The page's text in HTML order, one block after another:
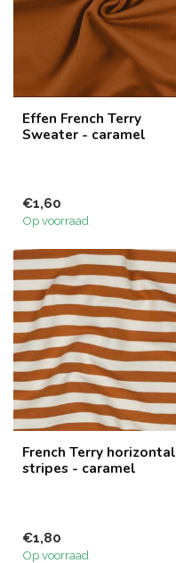
Effen French Terry
Sweater - caramel
€1,60
Op voorraad
French Terry horizontal
stripes - caramel
€1,80
Op voorraad